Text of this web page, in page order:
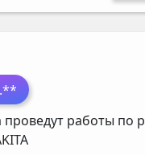
проведут работы по